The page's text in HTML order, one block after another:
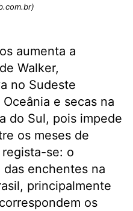
aumenta a
Walker,
no Sudeste
e secas na
do Sul, pois impede
os meses de
se: o
enchentes na
principalmente
os